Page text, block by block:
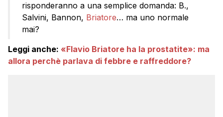
risponderanno a una semplice domanda: B.,
Salvini, Bannon, Briatore… ma uno normale
mai?
Leggi anche: «Flavio Briatore ha la prostatite»: ma
allora perchè parlava di febbre e raffreddore?